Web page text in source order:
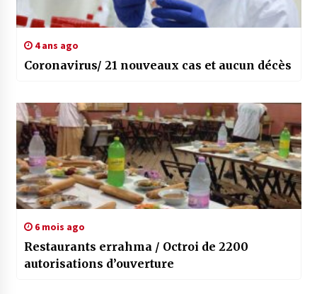
4 ans ago
Coronavirus/ 21 nouveaux cas et aucun décès
6 mois ago
Restaurants errahma / Octroi de 2200
autorisations d’ouverture